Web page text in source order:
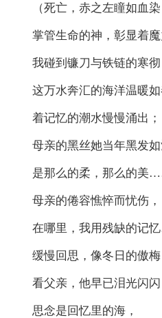
（死亡，赤之左瞳如血染
掌管生命的神，彰显着魔
我碰到镰刀与铁链的寒彻
这万水奔汇的海洋温暖如
着记忆的潮水慢慢涌出；
母亲的黑丝她当年黑发如
是那么的柔，那么的美
母亲的倦容憔悴而忧伤，
在哪里，我用残缺的记
缓慢回思，像冬日的傲梅
看父亲，他早已泪光闪闪
思念是回忆里的海，